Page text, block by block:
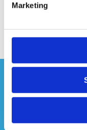
Marketing